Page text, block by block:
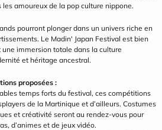
amoureux de la pop culture nippone.
pourront plonger dans un univers riche en
Le Madin' Japan Festival est bien
une immersion totale dans la culture
et héritage ancestral.
proposées :
temps forts du festival, ces compétitions
de la Martinique et d’ailleurs. Costumes
et créativité seront au rendez-vous pour
d’animes et de jeux vidéo.